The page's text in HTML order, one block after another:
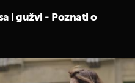
i gužvi - Poznati o